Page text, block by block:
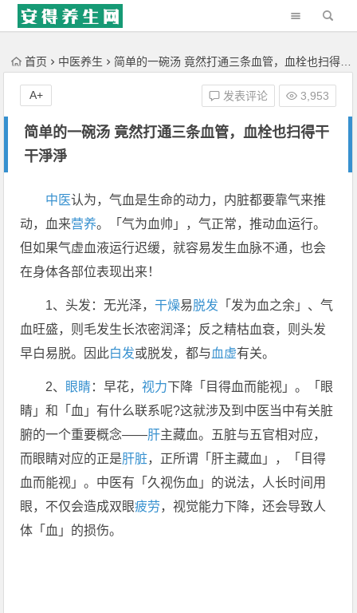
'); })();
首页 中医养生 简单的一碗汤 竟然打通三条血管，血栓也扫得干干淨淨
简单的一碗汤 竟然打通三条血管，血栓也扫得干
干淨淨
发表评论 3,953
A+
中医认为，气血是生命的动力，内脏都要靠气来推
动，血来营养。「气为血帅」，气正常，推动血运行。
但如果气虚血液运行迟缓，就容易发生血脉不通，也会
在身体各部位表现出来！
1、头发：无光泽，干燥易脱发 「发为血之余」、气
血旺盛，则毛发生长浓密润泽；反之精枯血衰，则头发
早白易脱。因此白发或脱发，都与血虚有关。
2、 眼睛：早花， 视力下降「目得血而能视」。「眼
睛」和「血」有什么联系呢?这就涉及到中医当中有关脏
腑的一个重要概念——肝主藏血。五脏与五官相对应，
而眼睛对应的正是肝脏，正所谓「肝主藏血」，「目得
血而能视」。中医有「久视伤血」的说法，人长时间用
眼，不仅会造成双眼疲劳，视觉能力下降，还会导致人
体「血」的损伤。